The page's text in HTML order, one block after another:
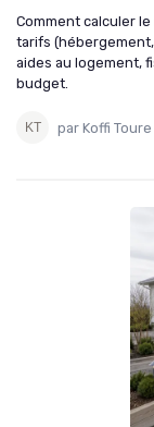
Comment calculer
tarifs (hébergement,
aides au logement,
budget.
par Koffi Toure